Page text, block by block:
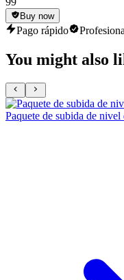
Buy now
Pago rápido
You might also
Paquete de subida de